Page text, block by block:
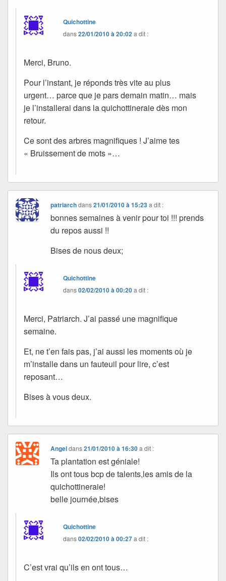
Quichottine
dans22/01/2010 à 20:02a dit :
Merci, Bruno.
Pour l’instant, je réponds très vite au plus
urgent… parce que je pars demain matin… mais
je l’installerai dans la quichottineraie dès mon
retour.
Ce sont des arbres magnifiques ! J’aime tes
« Bruissement de mots »…
patriarchdans21/01/2010 à 15:23 a dit :
bonnes semaines à venir pour toi !!! prends
du repos aussi !!
Bises de nous deux;
Quichottine
dans02/02/2010 à 00:20a dit :
Merci, Patriarch. J’ai passé une magnifique
semaine.
Et, ne t’en fais pas, j’ai aussi les moments où je
m’installe dans un fauteuil pour lire, c’est
reposant…
Bises à vous deux.
Angeldans21/01/2010 à 16:30 a dit :
Ta plantation est géniale!
Ils ont tous bcp de talents,les amis de la
quichottineraie!
belle journée,bises
Quichottine
dans02/02/2010 à 00:27a dit :
C’est vrai qu’ils en ont tous…